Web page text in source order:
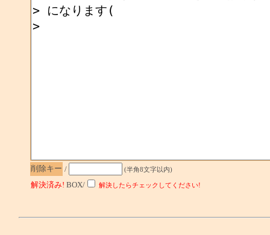
削除キー / (半角8文字以内)
解決済み! BOX/ 解決したらチェックしてください!